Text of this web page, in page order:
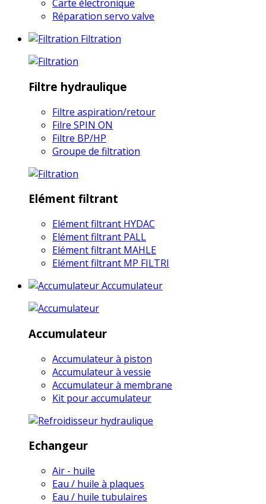
Carte électronique
Réparation servo valve
Filtration
Filtre hydraulique
Filtre aspiration/retour
Filre SPIN ON
Filtre BP/HP
Groupe de filtration
Elément filtrant
Elément filtrant HYDAC
Elément filtrant PALL
Elément filtrant MAHLE
Elément filtrant MP FILTRI
Accumulateur
Accumulateur
Accumulateur à piston
Accumulateur à vessie
Accumulateur à membrane
Kit pour accumulateur
Echangeur
Air - huile
Eau / huile à plaques
Eau / huile tubulaires